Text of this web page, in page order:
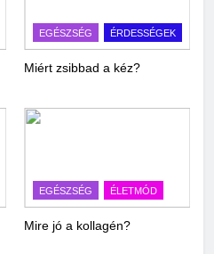
EGÉSZSÉG ÉRDESSÉGEK
Miért zsibbad a kéz?
EGÉSZSÉG ÉLETMÓD
Mire jó a kollagén?